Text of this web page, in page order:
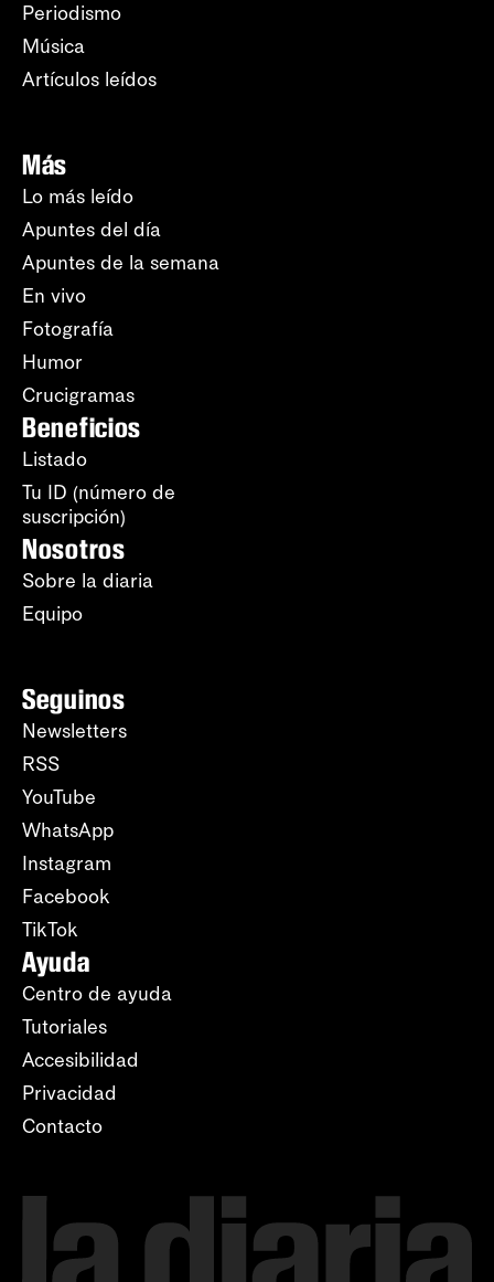
Periodismo
Música
Artículos leídos
Más
Lo más leído
Apuntes del día
Apuntes de la semana
En vivo
Fotografía
Humor
Crucigramas
Beneficios
Listado
Tu ID (número de
suscripción)
Nosotros
Sobre la diaria
Equipo
Seguinos
Newsletters
RSS
YouTube
WhatsApp
Instagram
Facebook
TikTok
Ayuda
Centro de ayuda
Tutoriales
Accesibilidad
Privacidad
Contacto